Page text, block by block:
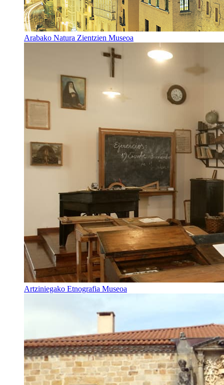
Arabako Natura Zientzien Museoa
Artziniegako Etnografia Museoa